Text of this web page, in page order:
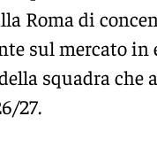
Roma di
sul mercato in
squadra che
27.